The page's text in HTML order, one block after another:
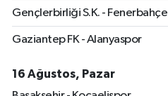
Gençlerbirliği S.K. - Fenerbahçe
Gaziantep FK - Alanyaspor
16 Ağustos, Pazar